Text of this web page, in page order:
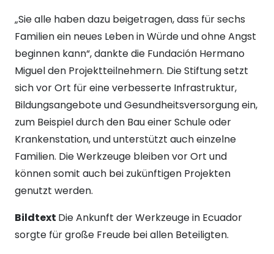
„Sie alle haben dazu beigetragen, dass für sechs
Familien ein neues Leben in Würde und ohne Angst
beginnen kann“, dankte die Fundación Hermano
Miguel den Projektteilnehmern. Die Stiftung setzt
sich vor Ort für eine verbesserte Infrastruktur,
Bildungsangebote und Gesundheitsversorgung ein,
zum Beispiel durch den Bau einer Schule oder
Krankenstation, und unterstützt auch einzelne
Familien. Die Werkzeuge bleiben vor Ort und
können somit auch bei zukünftigen Projekten
genutzt werden.
Bildtext Die Ankunft der Werkzeuge in Ecuador
sorgte für große Freude bei allen Beteiligten.